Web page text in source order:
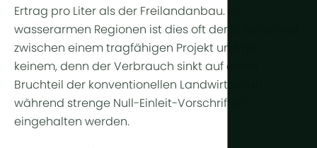
Ertrag pro Liter als der Freilandanbau. In
wasserarmen Regionen ist dies oft der Unterschied
zwischen einem tragfähigen Projekt und gar
keinem, denn der Verbrauch sinkt auf einen
Bruchteil der konventionellen Landwirtschaft,
während strenge Null-Einleit-Vorschriften
eingehalten werden.